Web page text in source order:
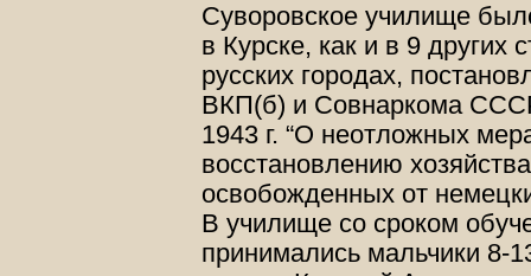
Суворовское училище
в Курске, как и в 9 других
русских городах,
ВКП(б) и Совнаркома
1943 г. “О неотложных
восстановлению
освобожденных от
В училище со сроком
принимались мальчики 8-